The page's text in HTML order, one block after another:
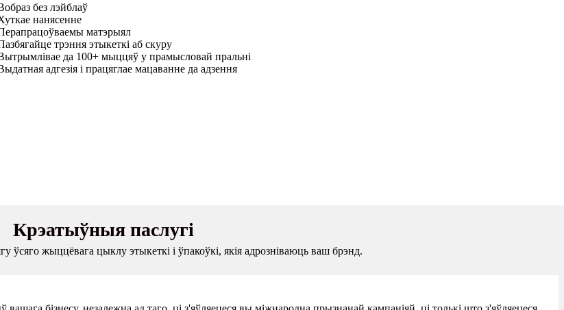
без лэйблаў
нанясенне
матэрыял
трэння этыкеткі аб скуру
да 100+ мыццяў у прамысловай пральні
адгезія і працяглае мацаванне да адзення
Крэатыўныя паслугі
жыццёвага цыклу этыкеткі і ўпакоўкі, якія адрозніваюць ваш брэнд.